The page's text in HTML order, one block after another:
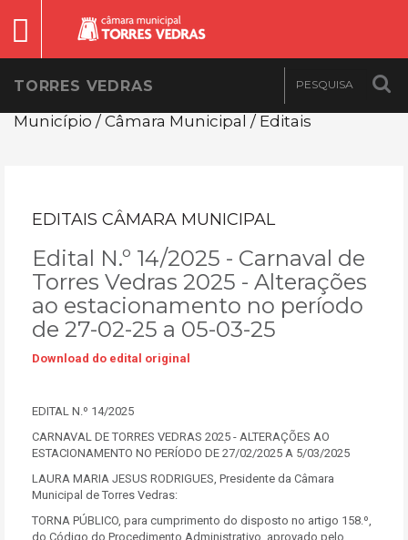
TORRES VEDRAS
Município / Câmara Municipal / Editais
EDITAIS CÂMARA MUNICIPAL
Edital N.º 14/2025 - Carnaval de
Torres Vedras 2025 - Alterações
ao estacionamento no período
de 27-02-25 a 05-03-25
Download do edital original
EDITAL N.º 14/2025
CARNAVAL DE TORRES VEDRAS 2025 - ALTERAÇÕES AO
ESTACIONAMENTO NO PERÍODO DE 27/02/2025 A 5/03/2025
LAURA MARIA JESUS RODRIGUES, Presidente da Câmara
Municipal de Torres Vedras:
TORNA PÚBLICO, para cumprimento do disposto no artigo 158.º,
do Código do Procedimento Administrativo, aprovado pelo